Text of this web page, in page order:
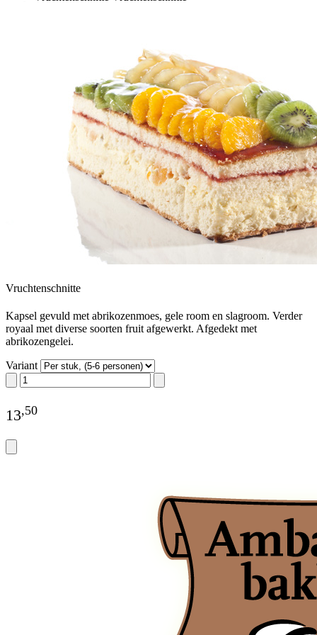
Vruchtenschnitte
Kapsel gevuld met abrikozenmoes, gele room en slagroom. Verder
royaal met diverse soorten fruit afgewerkt. Afgedekt met
abrikozengelei.
Variant
13,50